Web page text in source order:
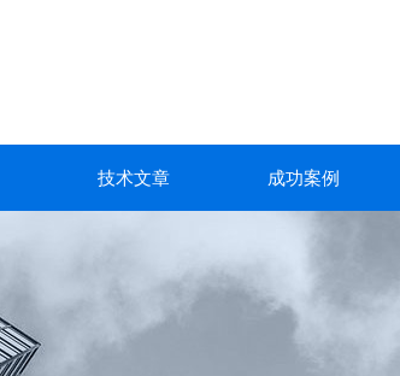
技术文章 成功案例